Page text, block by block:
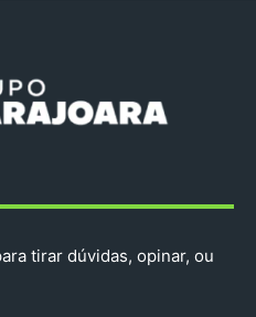
tirar dúvidas, opinar, ou